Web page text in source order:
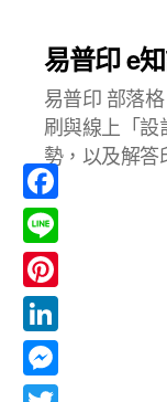
易普印 e
易普印 部落
刷與線上「
勢，以及解答
F
a
c
e
b
o
L
i
n
e
P
i
n
L
iM